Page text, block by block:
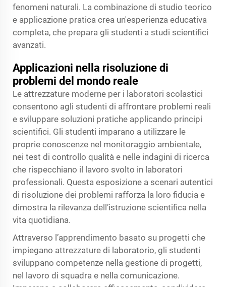
fenomeni naturali. La combinazione di studio teorico
e applicazione pratica crea un'esperienza educativa
completa, che prepara gli studenti a studi scientifici
avanzati.
Applicazioni nella risoluzione di
problemi del mondo reale
Le attrezzature moderne per i laboratori scolastici
consentono agli studenti di affrontare problemi reali
e sviluppare soluzioni pratiche applicando principi
scientifici. Gli studenti imparano a utilizzare le
proprie conoscenze nel monitoraggio ambientale,
nei test di controllo qualità e nelle indagini di ricerca
che rispecchiano il lavoro svolto in laboratori
professionali. Questa esposizione a scenari autentici
di risoluzione dei problemi rafforza la loro fiducia e
dimostra la rilevanza dell’istruzione scientifica nella
vita quotidiana.
Attraverso l’apprendimento basato su progetti che
impiegano attrezzature di laboratorio, gli studenti
sviluppano competenze nella gestione di progetti,
nel lavoro di squadra e nella comunicazione.